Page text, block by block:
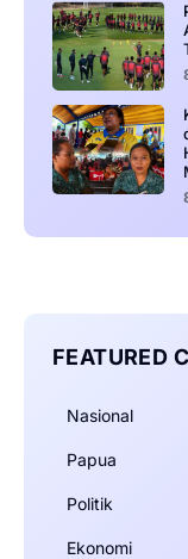
FEATURED
Nasional
Papua
Politik
Ekonomi